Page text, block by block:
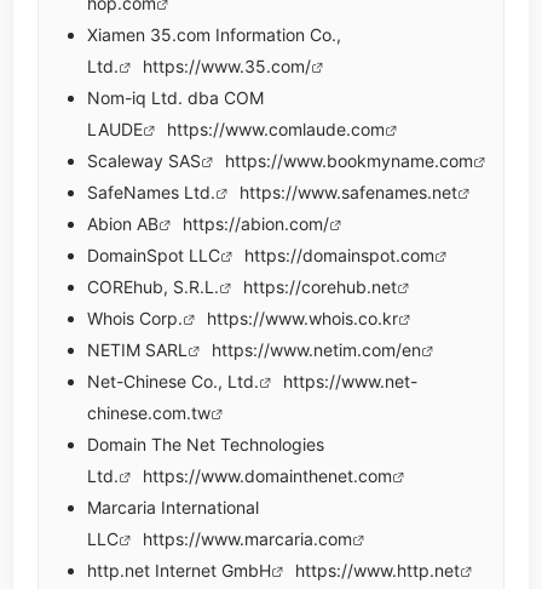
Xiamen 35.com Information Co.,
Ltd.
https://www.35.com/
Nom-iq Ltd. dba COM
LAUDE
https://www.comlaude.com
Scaleway SAS
https://www.bookmyname.com
SafeNames Ltd.
https://www.safenames.net
Abion AB
https://abion.com/
DomainSpot LLC
https://domainspot.com
COREhub, S.R.L.
https://corehub.net
Whois Corp.
https://www.whois.co.kr
NETIM SARL
https://www.netim.com/en
Net-Chinese Co., Ltd.
https://www.net-
chinese.com.tw
Domain The Net Technologies
Ltd.
https://www.domainthenet.com
Marcaria International
LLC
https://www.marcaria.com
http.net Internet GmbH
https://www.http.net